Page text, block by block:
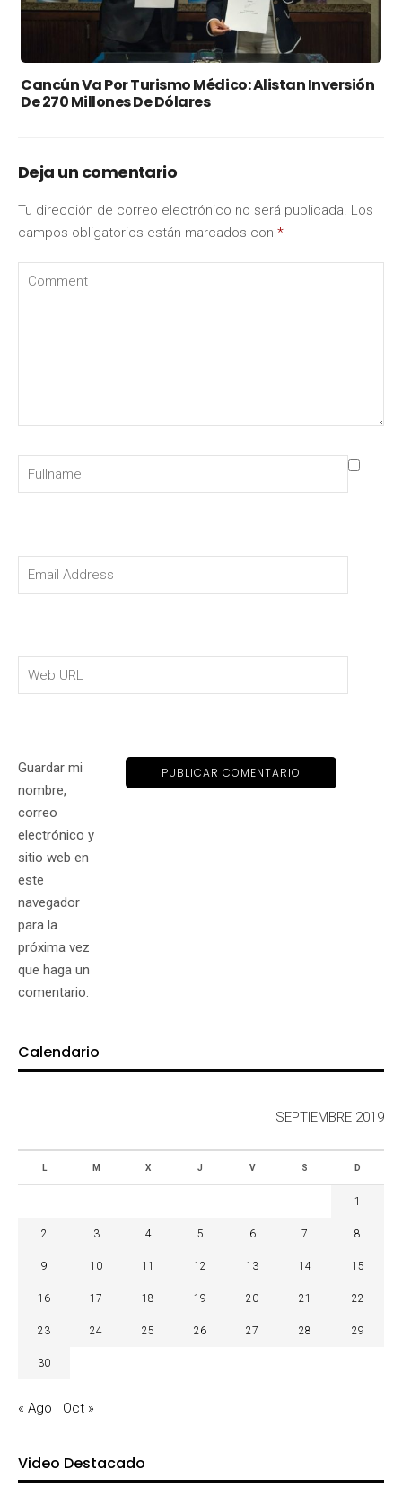
Cancún Va Por Turismo Médico: Alistan Inversión
De 270 Millones De Dólares
Deja un comentario
Tu dirección de correo electrónico no será publicada. Los
campos obligatorios están marcados con *
Guardar mi
nombre,
correo
electrónico y
sitio web en
este
navegador
para la
próxima vez
que haga un
comentario.
Calendario
SEPTIEMBRE 2019
L M X J V S D
1
2 3 4 5 6 7 8
9 10 11 12 13 14 15
16 17 18 19 20 21 22
23 24 25 26 27 28 29
30
« Ago Oct »
Video Destacado